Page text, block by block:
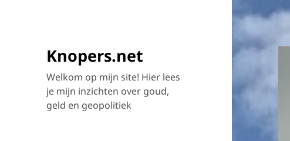
Knopers.net
Welkom op mijn site! Hier lees
je mijn inzichten over goud,
geld en geopolitiek